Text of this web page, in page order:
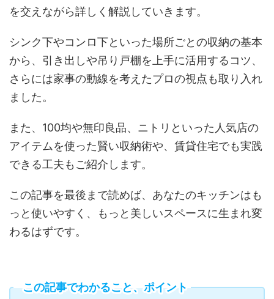
を交えながら詳しく解説していきます。
シンク下やコンロ下といった場所ごとの収納の基本
から、引き出しや吊り戸棚を上手に活用するコツ、
さらには家事の動線を考えたプロの視点も取り入れ
ました。
また、100均や無印良品、ニトリといった人気店の
アイテムを使った賢い収納術や、賃貸住宅でも実践
できる工夫もご紹介します。
この記事を最後まで読めば、あなたのキッチンはも
っと使いやすく、もっと美しいスペースに生まれ変
わるはずです。
この記事でわかること、ポイント